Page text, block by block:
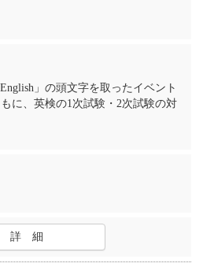
」の頭文字を取ったイベント
に、英検の1次試験・2次試験の対
詳 細